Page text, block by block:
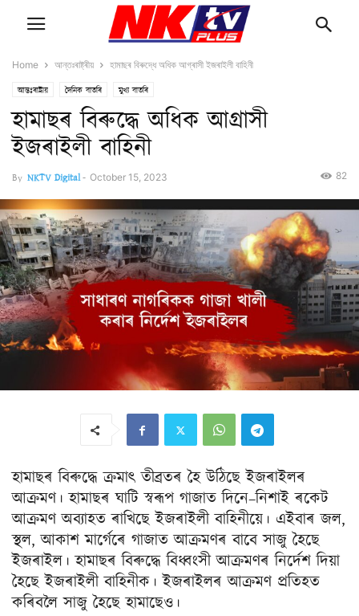
Home আন্তঃৰাষ্ট্ৰীয় হামাছৰ বিৰুদ্ধে অধিক আগ্ৰাসী ইজৰাইলী বাহিনী
আন্তঃৰাষ্ট্ৰীয় দৈনিক বাতৰি মুখ্য বাতৰি
হামাছৰ বিৰুদ্ধে অধিক আগ্ৰাসী
ইজৰাইলী বাহিনী
By NKTV Digital- October 15, 2023 82
হামাছৰ বিৰুদ্ধে ক্ৰমাৎ তীব্ৰতৰ হৈ উঠিছে ইজৰাইলৰ
আক্ৰমণ। হামাছৰ ঘাটি স্বৰূপ গাজাত দিনে–নিশাই ৰকেট
আক্ৰমণ অব্যাহত ৰাখিছে ইজৰাইলী বাহিনীয়ে। এইবাৰ জল,
স্থল, আকাশ মাৰ্গেৰে গাজাত আক্ৰমণৰ বাবে সাজু হৈছে
ইজৰাইল। হামাছৰ বিৰুদ্ধে বিধ্বংসী আক্ৰমণৰ নিৰ্দেশ দিয়া
হৈছে ইজৰাইলী বাহিনীক। ইজৰাইলৰ আক্ৰমণ প্ৰতিহত
কৰিবলৈ সাজু হৈছে হামাছেও।